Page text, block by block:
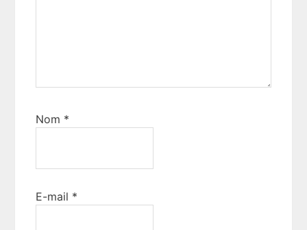
Nom *
E-mail *